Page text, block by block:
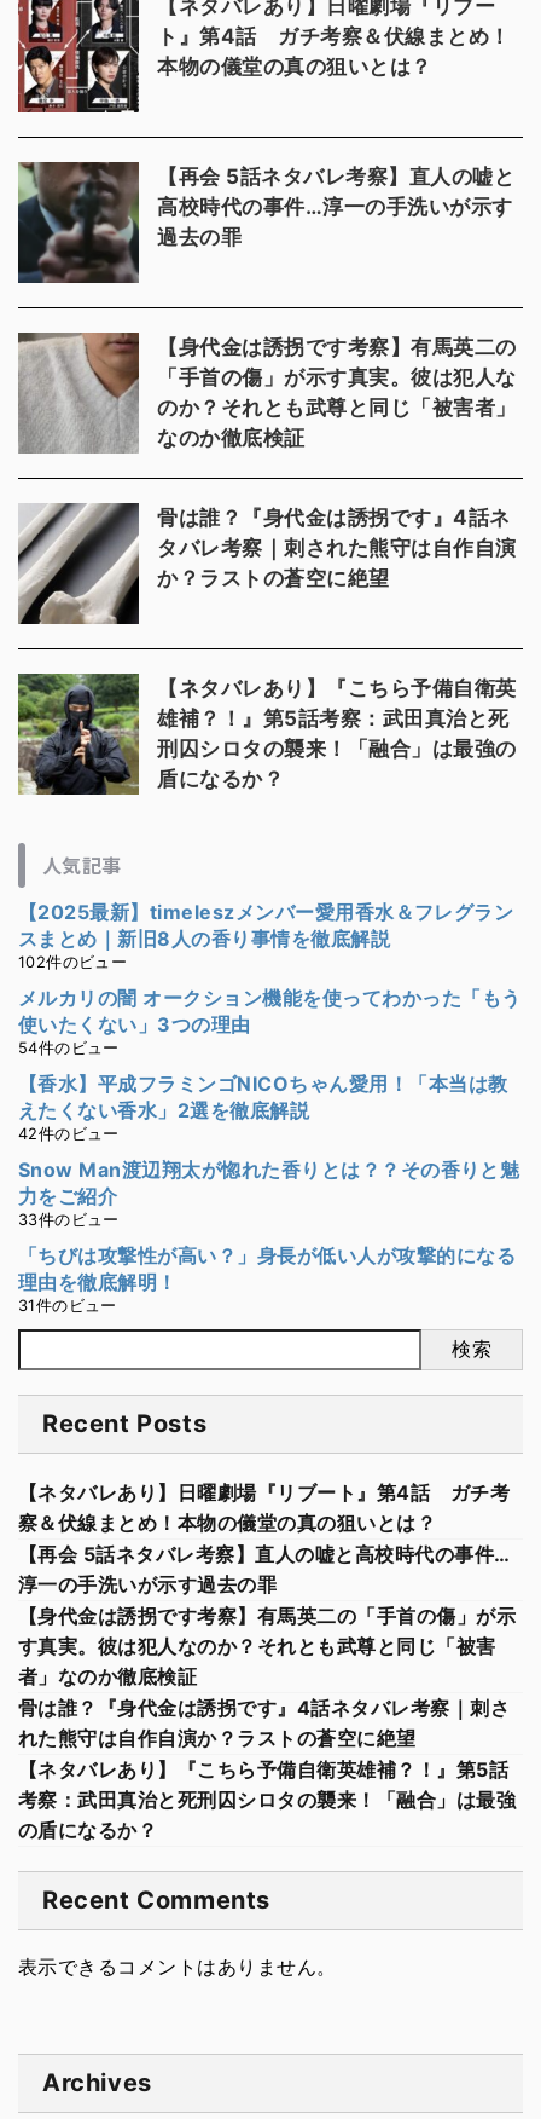
【ネタバレあり】日曜劇場『リブー
ト』第4話 ガチ考察＆伏線まとめ！
本物の儀堂の真の狙いとは？
【再会 5話ネタバレ考察】直人の嘘と
高校時代の事件…淳一の手洗いが示す
過去の罪
【身代金は誘拐です考察】有馬英二の
「手首の傷」が示す真実。彼は犯人な
のか？それとも武尊と同じ「被害者」
なのか徹底検証
骨は誰？『身代金は誘拐です』4話ネ
タバレ考察｜刺された熊守は自作自演
か？ラストの蒼空に絶望
【ネタバレあり】『こちら予備自衛英
雄補？！』第5話考察：武田真治と死
刑囚シロタの襲来！「融合」は最強の
盾になるか？
人気記事
【2025最新】timeleszメンバー愛用香水＆フレグラン
スまとめ｜新旧8人の香り事情を徹底解説
102件のビュー
メルカリの闇 オークション機能を使ってわかった「もう
使いたくない」3つの理由
54件のビュー
【香水】平成フラミンゴNICOちゃん愛用！「本当は教
えたくない香水」2選を徹底解説
42件のビュー
Snow Man渡辺翔太が惚れた香りとは？？その香りと魅
力をご紹介
33件のビュー
「ちびは攻撃性が高い？」身長が低い人が攻撃的になる
理由を徹底解明！
31件のビュー
検索
Recent Posts
【ネタバレあり】日曜劇場『リブート』第4話 ガチ考
察＆伏線まとめ！本物の儀堂の真の狙いとは？
【再会 5話ネタバレ考察】直人の嘘と高校時代の事件…
淳一の手洗いが示す過去の罪
【身代金は誘拐です考察】有馬英二の「手首の傷」が示
す真実。彼は犯人なのか？それとも武尊と同じ「被害
者」なのか徹底検証
骨は誰？『身代金は誘拐です』4話ネタバレ考察｜刺さ
れた熊守は自作自演か？ラストの蒼空に絶望
【ネタバレあり】『こちら予備自衛英雄補？！』第5話
考察：武田真治と死刑囚シロタの襲来！「融合」は最強
の盾になるか？
Recent Comments
表示できるコメントはありません。
Archives